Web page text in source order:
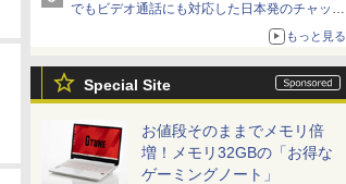
でもビデオ通話にも対応した日本発のチャット
もっと見る
Special Site
お値段そのままでメモリ倍
増！メモリ32GBの「お得な
ゲーミングノート」